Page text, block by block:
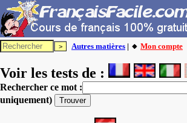
Autres matières | 🔸 Mon compte
Voir les tests de :
Rechercher ce mot :
uniquement)